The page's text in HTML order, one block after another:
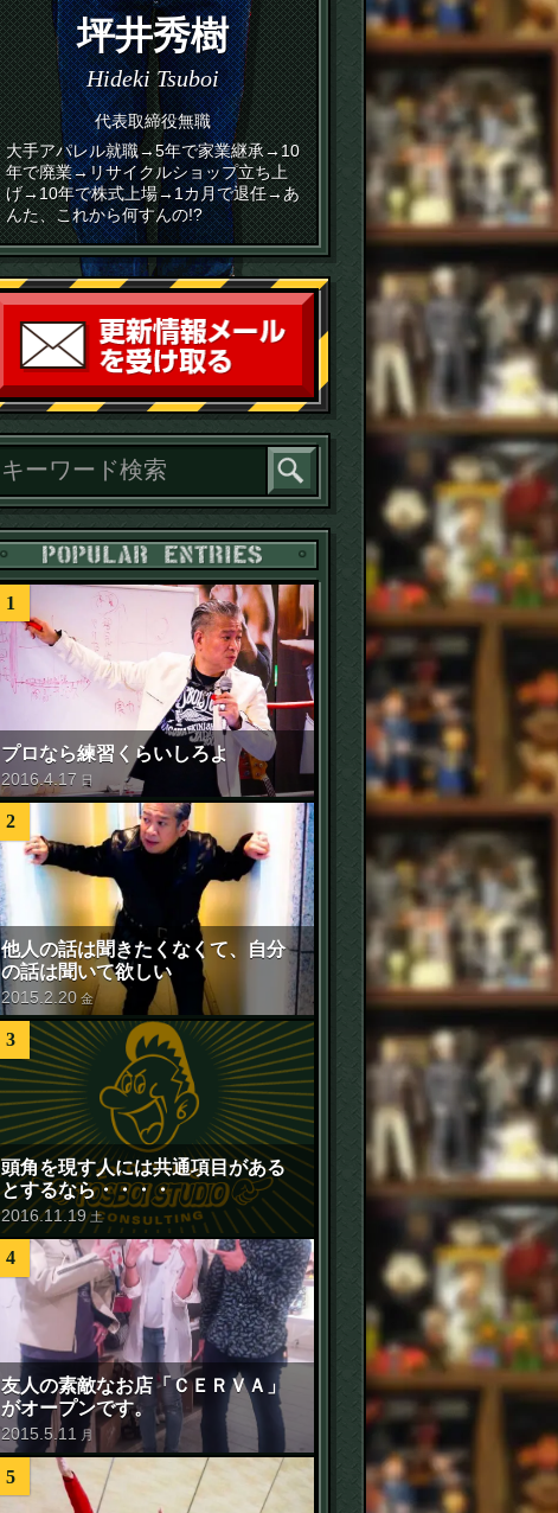
坪井秀樹
Hideki Tsuboi
代表取締役無職
大手アパレル就職→5年で家業継承→10
年で廃業→リサイクルショップ立ち上
げ→10年で株式上場→1カ月で退任→あ
んた、これから何すんの!?
読者登録
POPULAR ENTRIES
1
プロなら練習くらいしろよ
2016 .4.17 日
2
他人の話は聞きたくなくて、自分
の話は聞いて欲しい
2015 2 20 金
3
頭角を現す人には共通項目がある
とするなら・・・・
2016.11.19 土
4
友人の素敵なお店「ＣＥＲＶＡ」
がオープンです。
2015 5.11 月
5